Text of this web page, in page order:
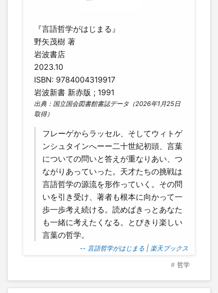
『言語哲学がはじまる』
野矢茂樹 著
岩波書店
2023.10
ISBN: 9784004319917
岩波新書 新赤版 ; 1991
出典：国立国会図書館書誌データ（2026年1月25日
取得）
フレーゲからラッセル、そしてウィトゲ
ンシュタインへーー二十世紀初頭、言葉
についての問いと答えが重なりあい、つ
ながりあっていった。天才たちの挑戦は
言語哲学の源流を形作っていく。その問
いを引き受け、著者も根本に向かって一
歩一歩考え続ける。読めばきっとあなた
も一緒に考えたくなる。とびきり楽しい
言葉の哲学。
-- 言語哲学がはじまる | 楽天ブックス
哲学